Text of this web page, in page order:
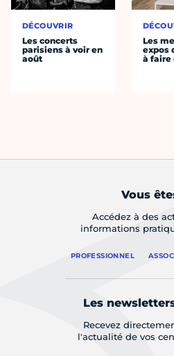
DÉCOUVRIR
Les concerts
parisiens à voir en
août
Les
expos
à faire
Vous
Accédez à des
informations
PROFESSIONNEL
Les
Recevez
l'actualité de vos